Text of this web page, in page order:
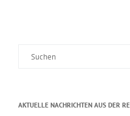
AKTUELLE NACHRICHTEN AUS DER